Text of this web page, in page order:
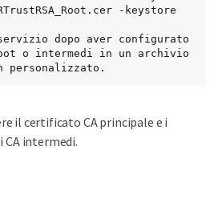
-keystore
dopo aver configurato
o intermedi in un archivio
il certificato CA principale e i
intermedi.